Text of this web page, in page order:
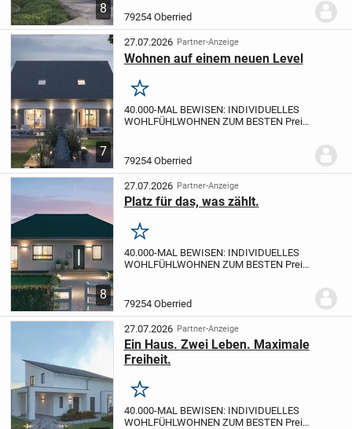
8
Wenn Sie Qualität suchen und dabei auf
ein ausgewogenes Preis-Leistungs-
Verhältnis achten,...
79254 Oberried
7
27.07.2026 Partner-Anzeige
Wohnen auf einem neuen Level
Merken
40.000-MAL BEWISEN: INDIVIDUELLES
WOHLFÜHLWOHNEN ZUM BESTEN Preis
ein ausgewogenes Preis-Leistungs-
Verhältnis achten,...
79254 Oberried
8
27.07.2026 Partner-Anzeige
Platz für das, was zählt.
Merken
40.000-MAL BEWISEN: INDIVIDUELLES
WOHLFÜHLWOHNEN ZUM BESTEN Preis
ein ausgewogenes Preis-Leistungs-
79254 Oberried
27.07.2026 Partner-Anzeige
Ein Haus. Zwei Leben. Maximale
Freiheit.
Merken
40.000-MAL BEWISEN: INDIVIDUELLES
WOHLFÜHLWOHNEN ZUM BESTEN Preis